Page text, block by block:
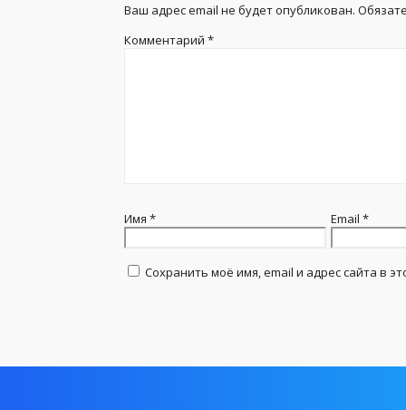
Ваш адрес email не будет опубликован.
Комментарий *
Имя * Email*
Сохранить моё имя, email и адрес сайта в